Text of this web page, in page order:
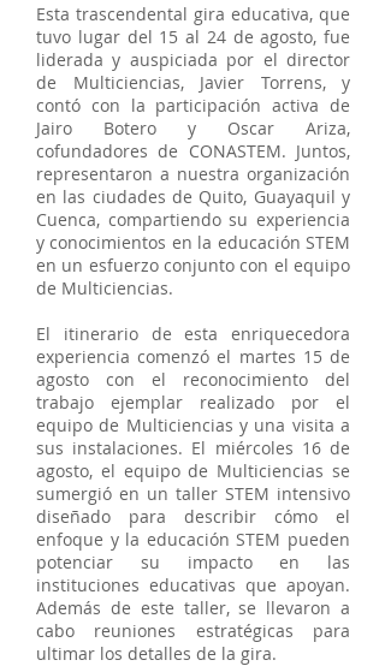
Esta trascendental gira educativa, que
tuvo lugar del 15 al 24 de agosto, fue
liderada y auspiciada por el director
de Multiciencias, Javier Torrens, y
contó con la participación activa de
Jairo Botero y Oscar Ariza,
cofundadores de CONASTEM. Juntos,
representaron a nuestra organización
en las ciudades de Quito, Guayaquil y
Cuenca, compartiendo su experiencia
y conocimientos en la educación STEM
en un esfuerzo conjunto con el equipo
de Multiciencias.
El itinerario de esta enriquecedora
experiencia comenzó el martes 15 de
agosto con el reconocimiento del
trabajo ejemplar realizado por el
equipo de Multiciencias y una visita a
sus instalaciones. El miércoles 16 de
agosto, el equipo de Multiciencias se
sumergió en un taller STEM intensivo
diseñado para describir cómo el
enfoque y la educación STEM pueden
potenciar su impacto en las
instituciones educativas que apoyan.
Además de este taller, se llevaron a
cabo reuniones estratégicas para
ultimar los detalles de la gira.